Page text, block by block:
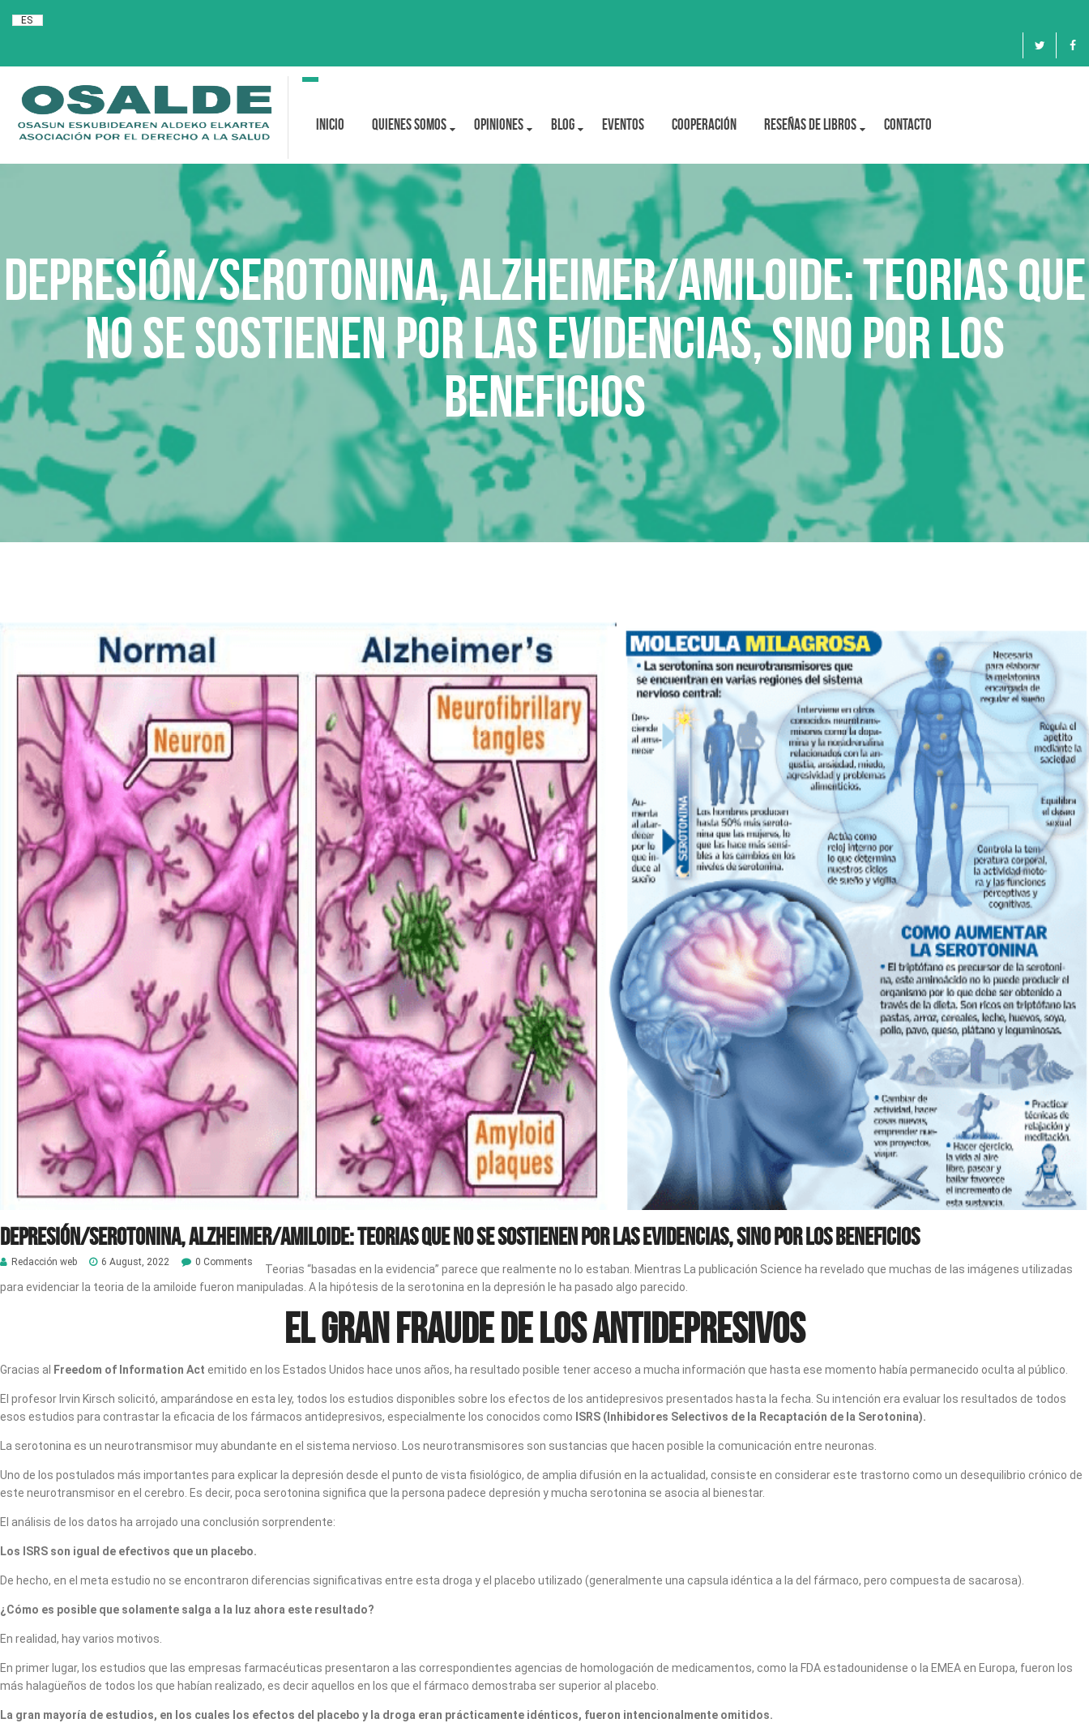
ES
Toggle
Inicio Quienes Somos OPINIONES BLOG Eventos Cooperación Reseñas de libros Contacto
Depresión/serotonina, Alzheimer/amiloide: Teorias que
no se sostienen por las evidencias, sino por los
beneficios
Depresión/serotonina, Alzheimer/amiloide: Teorias que no se sostienen por las evidencias, sino por los beneficios
Redacción web 6 August, 2022 0 Comments
Teorias “basadas en la evidencia” parece que realmente no lo estaban. Mientras La publicación Science ha revelado que muchas de las imágenes utilizadas
para evidenciar la teoria de la amiloide fueron manipuladas. A la hipótesis de la serotonina en la depresión le ha pasado algo parecido.
El gran fraude de los antidepresivos
Gracias al Freedom of Information Act emitido en los Estados Unidos hace unos años, ha resultado posible tener acceso a mucha información que hasta ese momento había permanecido oculta al público.
El profesor Irvin Kirsch solicitó, amparándose en esta ley, todos los estudios disponibles sobre los efectos de los antidepresivos presentados hasta la fecha. Su intención era evaluar los resultados de todos
esos estudios para contrastar la eficacia de los fármacos antidepresivos, especialmente los conocidos como ISRS (Inhibidores Selectivos de la Recaptación de la Serotonina).
La serotonina es un neurotransmisor muy abundante en el sistema nervioso. Los neurotransmisores son sustancias que hacen posible la comunicación entre neuronas.
Uno de los postulados más importantes para explicar la depresión desde el punto de vista fisiológico, de amplia difusión en la actualidad, consiste en considerar este trastorno como un desequilibrio crónico de
este neurotransmisor en el cerebro. Es decir, poca serotonina significa que la persona padece depresión y mucha serotonina se asocia al bienestar.
El análisis de los datos ha arrojado una conclusión sorprendente:
Los ISRS son igual de efectivos que un placebo.
De hecho, en el meta estudio no se encontraron diferencias significativas entre esta droga y el placebo utilizado (generalmente una capsula idéntica a la del fármaco, pero compuesta de sacarosa).
¿Cómo es posible que solamente salga a la luz ahora este resultado?
En realidad, hay varios motivos.
En primer lugar, los estudios que las empresas farmacéuticas presentaron a las correspondientes agencias de homologación de medicamentos, como la FDA estadounidense o la EMEA en Europa, fueron los
más halagüeños de todos los que habían realizado, es decir aquellos en los que el fármaco demostraba ser superior al placebo.
La gran mayoría de estudios, en los cuales los efectos del placebo y la droga eran prácticamente idénticos, fueron intencionalmente omitidos.